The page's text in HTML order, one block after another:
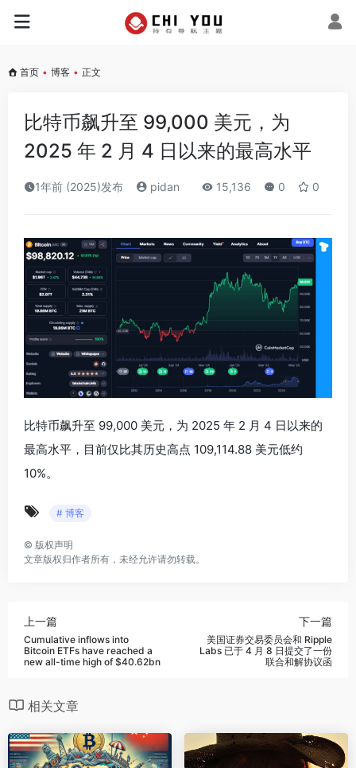
首页 • 博客 • 正文
比特币飙升至 99,000 美元，为
2025 年 2 月 4 日以来的最高水平
1年前 (2025)发布 pidan 15,136 0 0
比特币飙升至 99,000 美元，为 2025 年 2 月 4 日以来的
最高水平，目前仅比其历史高点 109,114.88 美元低约
10%。
# 博客
© 版权声明
文章版权归作者所有，未经允许请勿转载。
上一篇
Cumulative inflows into
Bitcoin ETFs have reached a
new all-time high of $40.62bn
下一篇
美国证券交易委员会和 Ripple
Labs 已于 4 月 8 日提交了一份
联合和解协议函
相关文章